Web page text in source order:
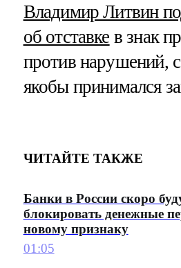
Владимир Литвин
об отставке в знак
против нарушений,
якобы принимался
ЧИТАЙТЕ ТАКЖЕ
Банки в России скоро
блокировать денежные
новому признаку
01:05